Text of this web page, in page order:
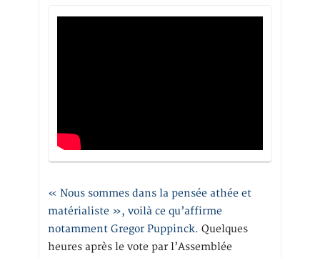
« Nous sommes dans la pensée athée et
matérialiste », voilà ce qu’affirme
notamment Gregor Puppinck. Quelques
heures après le vote par l’Assemblée